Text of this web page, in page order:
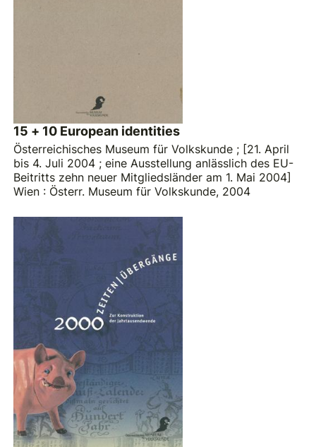
15 + 10 European identities
Österreichisches Museum für Volkskunde ; [21. April
bis 4. Juli 2004 ; eine Ausstellung anlässlich des EU-
Beitritts zehn neuer Mitgliedsländer am 1. Mai 2004]
Wien : Österr. Museum für Volkskunde, 2004